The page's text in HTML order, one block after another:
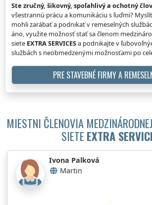
Ste zručný, šikovný, spoľahlivý a ochotný
všestrannú prácu a komunikáciu s ľuďmi?
mohli zarábať a podnikať v remeselných
áno, využite možnosť stať sa členom
siete EXTRA SERVICESa podnikajte v
službách s neobmedzenými možnosťami po
PRE STAVEBNÉ FIRMY A
MIESTNI ČLENOVIA
SIETE EXTRA
Ivona Palková
Martin